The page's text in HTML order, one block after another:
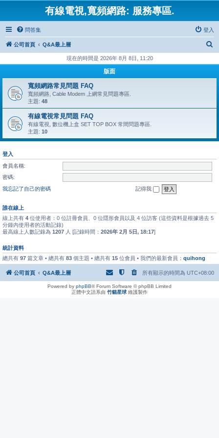
有線電視,寬頻網路: 服務專區.
問答集 登入
公司首頁 Q&A最上層
現在的時間是 2026年 8月 8日, 11:20
版面
寬頻網路常見問題 FAQ
寬頻網路, Cable Modem 上網常見問題專區.
主題: 48
有線電視常見問題 FAQ
有線電視, 數位機上盒 SET TOP BOX 常間問題專區.
主題: 10
登入
會員名稱:
密碼:
我忘記了自己的密碼
記得我
誰在線上
線上共有 4 位使用者：0 位註冊會員、0 位隱形會員以及 4 位訪客 (這些資料是根據過去 5
分鐘內使用者的活動記錄)
最高線上人數記錄為 1207 人 [記錄時間： 2026年 2月 5日, 18:17]
統計資料
總共有 97 篇文章 • 總共有 83 個主題 • 總共有 15 位會員 • 我們的最新會員： quihong
公司首頁 Q&A最上層 所有顯示的時間為 UTC+08:00
Powered by phpBB® Forum Software © phpBB Limited
正體中文語系由 竹貓星球 維護製作